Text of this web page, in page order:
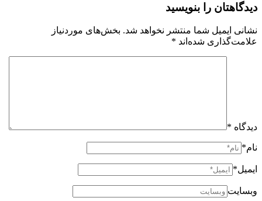
دیدگاهتان را بنویسید
نشانی ایمیل شما منتشر نخواهد شد. بخش‌های موردنیاز
علامت‌گذاری شده‌اند *
دیدگاه *
نام*
ایمیل*
وبسایت